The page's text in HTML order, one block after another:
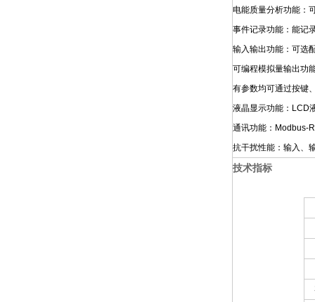
电能质量分析功能：
事件记录功能：能记
输入输出功能：可选
可编程模拟量输出功
有参数均可通过按键
液晶显示功能：LCD
通讯功能：Modbus-
抗干扰性能：输入、
技术指标